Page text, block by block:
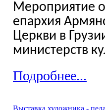
Мероприятие
епархия
Церкви в
министерств
Подробнее...
Выставка художника -